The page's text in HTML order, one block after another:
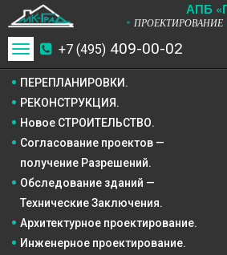
АПБ
* ПРОЕКТИРОВАНИЕ
+7 (495) 409-00-02
Toggle
navigation
ПЕРЕПЛАНИРОВКИ.
РЕКОНСТРУКЦИЯ.
Новое СТРОИТЕЛЬСТВО.
Согласование проектов —
получение Разрешений.
Обследование зданий —
Технические Заключения.
Архитектурное проектирование.
Инженерное проектирование.